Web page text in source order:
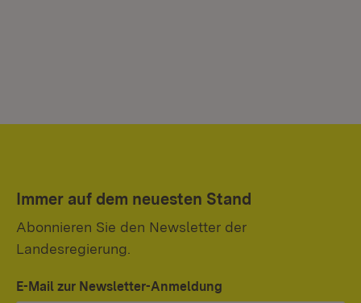
Immer auf dem neuesten Stand
Abonnieren Sie den Newsletter der
Landesregierung.
E-Mail zur Newsletter-Anmeldung